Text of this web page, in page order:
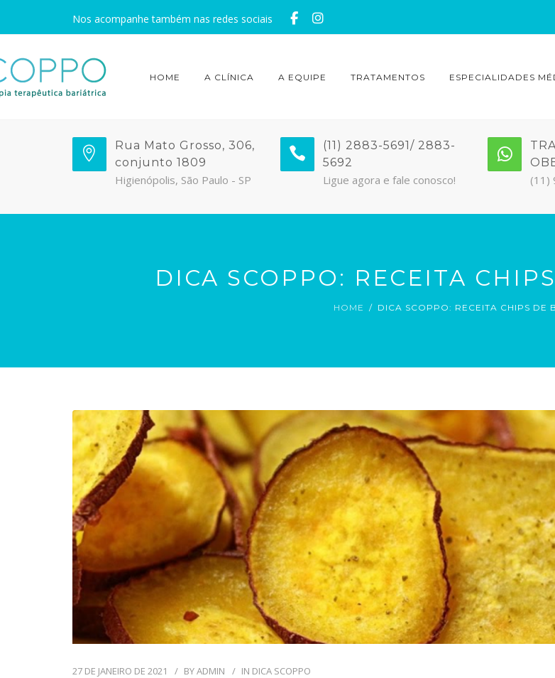
Nos acompanhe também nas redes sociais
HOME A CLÍNICA A EQUIPE TRATAMENTOS ESPECIALIDADES
Rua Mato Grosso, 306,
conjunto 1809
Higienópolis, São Paulo - SP
(11) 2883-5691/ 2883-
5692
Ligue agora e fale conosco! (11)
DICA SCOPPO: RECEITA
HOME DICA SCOPPO: RECEITA CHIPS DE
27 DE JANEIRO DE 2021 BYADMIN IN DICA SCOPPO